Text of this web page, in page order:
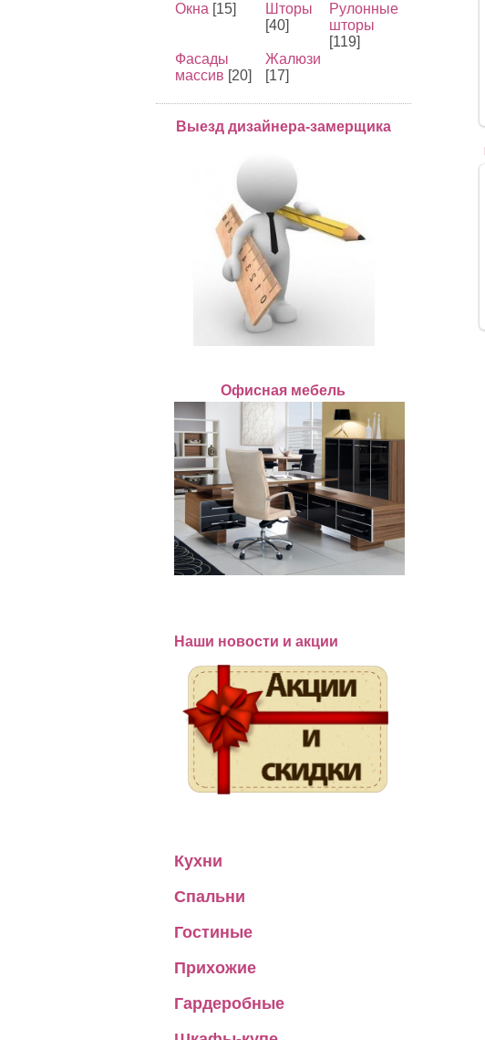
Окна [15]
Шторы
[40]
Рулонные
шторы
[119]
Фасады
массив [20]
Жалюзи
[17]
Выезд дизайнера-замерщика
Офисная мебель
Наши новости и акции
Кухни
Спальни
Гостиные
Прихожие
Гардеробные